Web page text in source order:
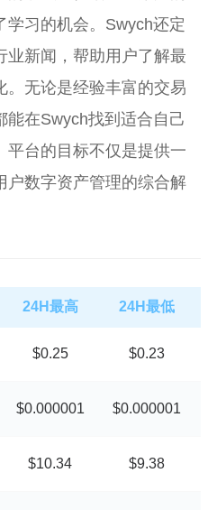
学习的机会。Swych还定
业新闻，帮助用户了解最
。无论是经验丰富的交易
能在Swych找到适合自己
平台的目标不仅是提供一
户数字资产管理的综合解
24H最高 24H最低
$0.25 $0.23
$0.000001 $0.000001
$10.34 $9.38